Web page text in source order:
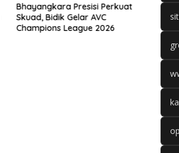
Bhayangkara Presisi Perkuat
Skuad, Bidik Gelar AVC
Champions League 2026